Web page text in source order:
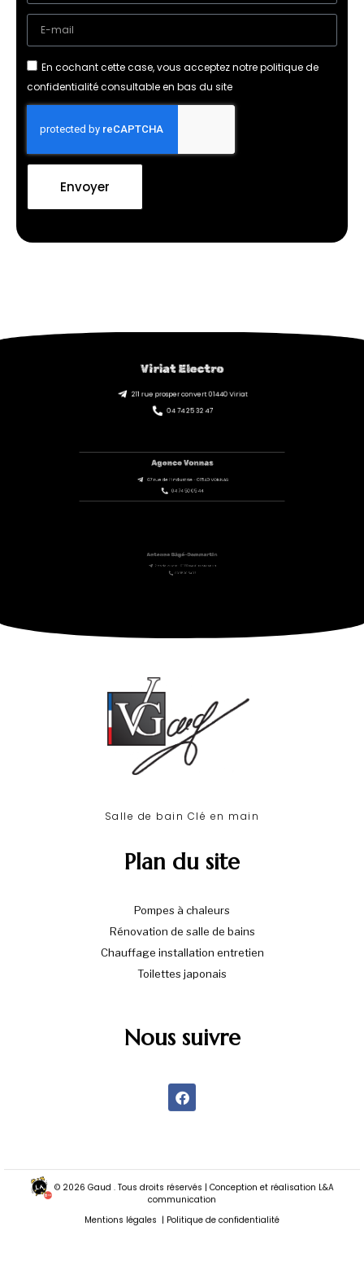
En cochant cette case, vous acceptez notre politique de
confidentialité consultable en bas du site
Envoyer
Viriat Electro
211 rue prosper convert 01440 Viriat
04 74 25 32 47
Agence Vonnas
67 rue de l’Industrie - 01540 VONNAS
04 74 50 05 44
2 rte de la Gare - 01380 BAGÉ-DOMMARTIN
Salle de bain Clé en main​
Plan du site
Pompes à chaleurs
Rénovation de salle de bains
Chauffage installation entretien
Toilettes japonais
Nous suivre
© 2026 Gaud . Tous droits réservés | Conception et réalisation L&A
communication
Mentions légales | Politique de confidentialité